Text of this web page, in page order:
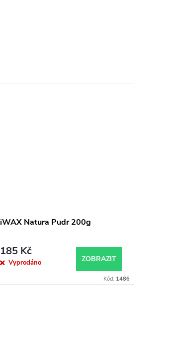
iWAX Natura Pudr 200g
185 Kč
Vyprodáno ZOBRAZIT
Kód: 1486